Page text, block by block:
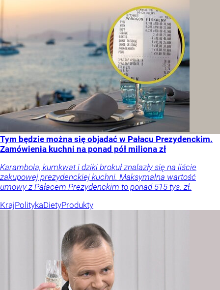
Tym będzie można się objadać w Pałacu Prezydenckim.
Zamówienia kuchni na ponad pół miliona zł
Karambola, kumkwat i dziki brokuł znalazły się na liście
zakupowej prezydenckiej kuchni. Maksymalna wartość
umowy z Pałacem Prezydenckim to ponad 515 tys. zł.
KrajPolitykaDietyProdukty